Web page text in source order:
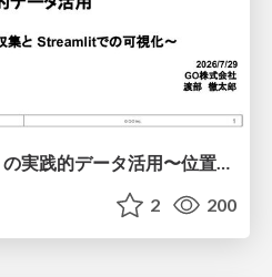
タクシーアプリ『GO』の実践的データ活用〜位置情報データの収集とStreamlitでの可視化〜
2 200